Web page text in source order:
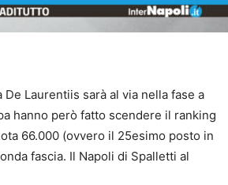
Laurentiis sarà al via nella fase a
hanno però fatto scendere il ranking
66.000 (ovvero il 25esimo posto in
fascia. Il Napoli di Spalletti al